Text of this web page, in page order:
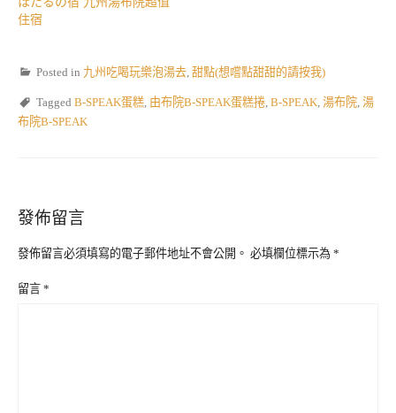
住宿
Posted in 九州吃喝玩樂泡湯去, 甜點(想嚐點甜甜的請按我)
Tagged B-SPEAK蛋糕, 由布院B-SPEAK蛋糕捲, B-SPEAK, 湯布院, 湯
布院B-SPEAK
發佈留言
發佈留言必須填寫的電子郵件地址不會公開。 必填欄位標示為 *
留言 *